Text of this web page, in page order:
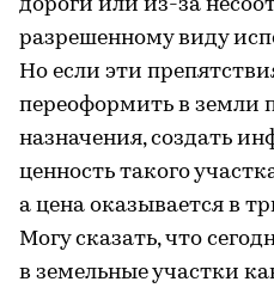
дороги или из-за
разрешенному виду
Но если эти
переоформить в земли
назначения, создать
ценность такого
а цена оказывается в
Могу сказать, что
в земельные участки